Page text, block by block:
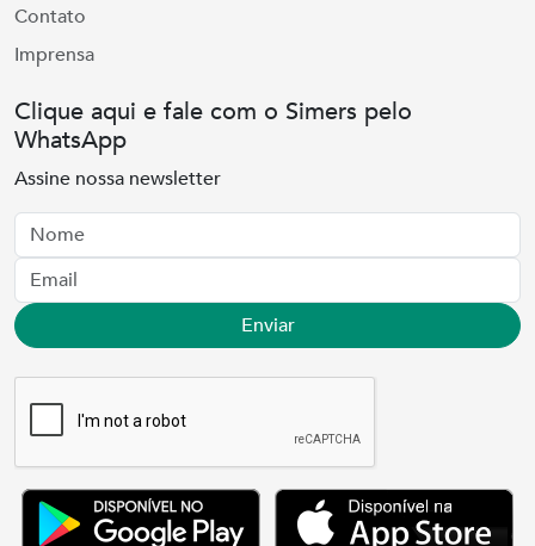
Contato
Imprensa
Clique aqui e fale com o Simers pelo
WhatsApp
Assine nossa newsletter
Nome
Email
Enviar